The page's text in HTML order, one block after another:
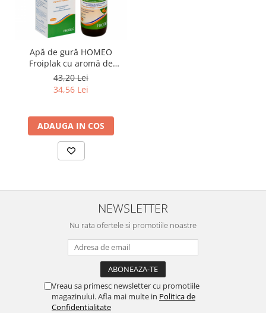
Apă de gură HOMEO
Froiplak cu aromă de
portocală și grapefruit – 250
ml
43,20 Lei
34,56 Lei
ADAUGA IN COS
NEWSLETTER
Nu rata ofertele si promotiile noastre
Vreau sa primesc newsletter cu promotiile
magazinului. Afla mai multe in Politica de
Confidentialitate